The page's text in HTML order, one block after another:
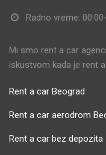
Radno vreme:
Mi smo rent a car
iskustvom kada je rent
Rent a car Beograd
Rent a car aerodrom
Rent a car bez depozita